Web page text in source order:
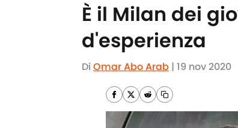
È il Milan dei
d'esperienza
Di Omar Abo Arab | 19 nov 2020